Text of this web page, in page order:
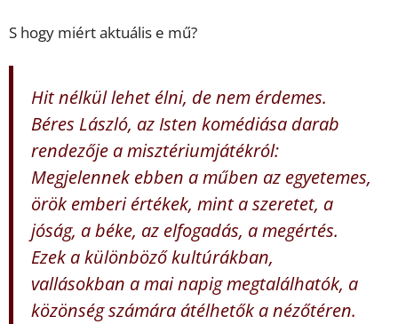
S hogy miért aktuális e mű?
Hit nélkül lehet élni, de nem érdemes.
Béres László, az Isten komédiása darab
rendezője a misztériumjátékról:
Megjelennek ebben a műben az egyetemes,
örök emberi értékek, mint a szeretet, a
jóság, a béke, az elfogadás, a megértés.
Ezek a különböző kultúrákban,
vallásokban a mai napig megtalálhatók, a
közönség számára átélhetők a nézőtéren.